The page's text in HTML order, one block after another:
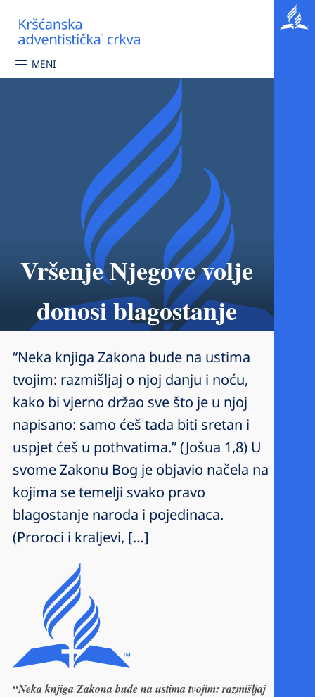
MENI
Vršenje Njegove volje
donosi blagostanje
“Neka knjiga Zakona bude na ustima
tvojim: razmišljaj o njoj danju i noću,
kako bi vjerno držao sve što je u njoj
napisano: samo ćeš tada biti sretan i
uspjet ćeš u pothvatima.” (Jošua 1,8) U
svome Zakonu Bog je objavio načela na
kojima se temelji svako pravo
blagostanje naroda i pojedinaca.
(Proroci i kraljevi, […]
“Neka knjiga Zakona bude na ustima tvojim: razmišljaj